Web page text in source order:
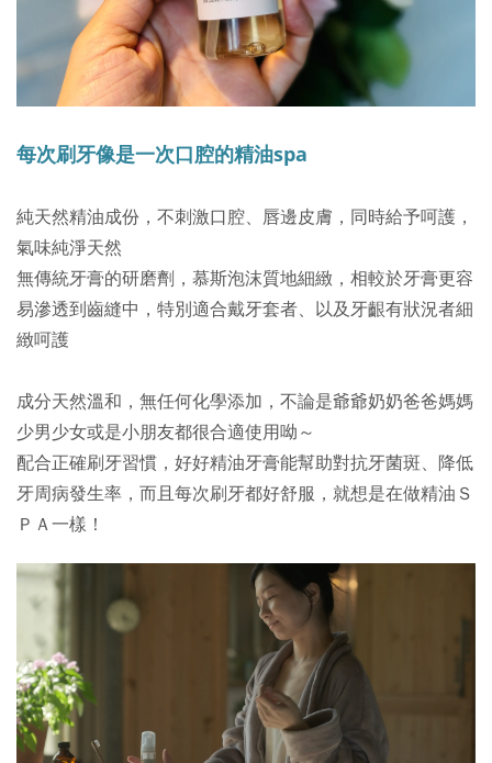
每次刷牙像是一次口腔的精油spa
純天然精油成份，不刺激口腔、唇邊皮膚， 同時給予呵護，
氣味純淨天然
無傳統牙膏的研磨劑，慕斯泡沫質地細緻， 相較於牙膏更容
易滲透到齒縫中，特別適合戴牙套者、以及牙齦有狀況者細
緻呵護
成分天然溫和，無任何化學添加，不論是爺爺奶奶爸爸媽媽
少男少女或是小朋友都很合適使用呦～
配合正確刷牙習慣，好好精油牙膏能幫助對抗牙菌斑、降低
牙周病發生率，而且每次刷牙都好舒服，就想是在做精油Ｓ
ＰＡ一樣！